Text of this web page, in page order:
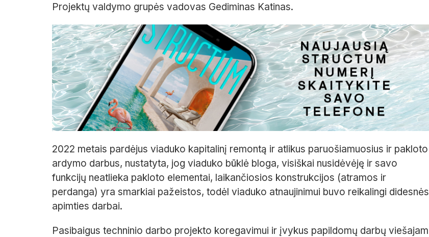
Projektų valdymo grupės vadovas Gediminas Katinas.
2022 metais pardėjus viaduko kapitalinį remontą ir atlikus paruošiamuosius ir pakloto
ardymo darbus, nustatyta, jog viaduko būklė bloga, visiškai nusidėvėję ir savo
funkcijų neatlieka pakloto elementai, laikančiosios konstrukcijos (atramos ir
perdanga) yra smarkiai pažeistos, todėl viaduko atnaujinimui buvo reikalingi didesnės
apimties darbai.
Pasibaigus techninio darbo projekto koregavimui ir įvykus papildomų darbų viešajam